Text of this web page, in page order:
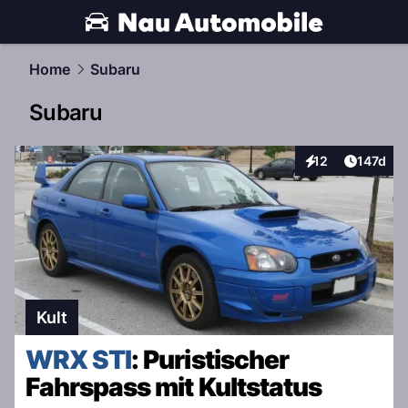
automobile.NAU.ch
Home Subaru
Subaru
12
Interaktionen
Artikel
147d
Kult
WRX STI: Puristischer
Fahrspass mit Kultstatus